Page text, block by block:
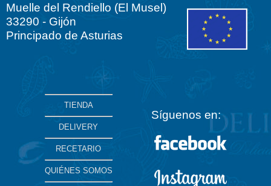
Muelle del Rendiello (El Musel)
33290 - Gijón
Principado de Asturias
TIENDA
DELIVERY
RECETARIO
QUIÉNES SOMOS
Síguenos en: